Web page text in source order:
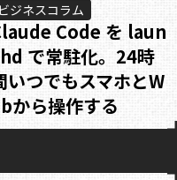
ビジネスコラム
Code を laun
で常駐化。24時
いつでもスマホとW
から操作する